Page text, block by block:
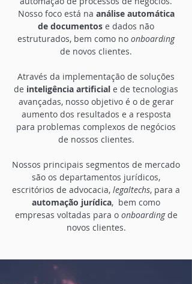
Nosso foco está na análise automática
de documentos e dados não
estruturados, bem como no onboarding
de novos clientes.
Através da implementação de soluções
de inteligência artificial e de tecnologias
avançadas, nosso objetivo é o de gerar
aumento dos resultados e a resposta
para problemas complexos de negócios
de nossos clientes.
Nossos principais segmentos de mercado
são os departamentos jurídicos,
escritórios de advocacia, legaltechs, para a
automação jurídica, bem como
empresas voltadas para o onboardingde
novos clientes.